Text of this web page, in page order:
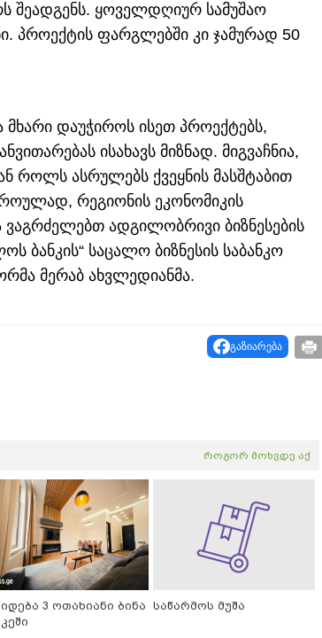
შეადგენს. ყოველდღიურ სამუშაო
პროექტის ფარგლებში კი ჯამურად 50
მხარი დაუჭიროს ისეთ პროექტებს,
ისახავს მიზნად. მიგვაჩნია,
როლს ასრულებს ქვეყნის მასშტაბით
რეგიონის ეკონომიკის
ვაგრძელებთ ადგილობრივი ბიზნესების
ბანკის“ საცალო ბიზნესის საბანკო
მერაბ ახვლედიანმა.
გაზიარება
როგორ მოხვდე აქ
3 ოთახიანი ბინა საწარმოს მუშა